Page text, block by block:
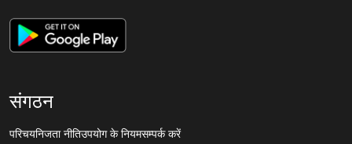
संगठन
परिचयनिजता नीतिउपयोग के नियमसम्पर्क करें